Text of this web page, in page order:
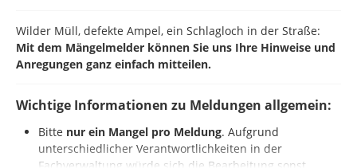
Wilder Müll, defekte Ampel, ein Schlagloch in der Straße:
Mit dem Mängelmelder können Sie uns Ihre Hinweise und
Anregungen ganz einfach mitteilen.
Wichtige Informationen zu Meldungen allgemein:
Bitte nur ein Mangel pro Meldung. Aufgrund
unterschiedlicher Verantwortlichkeiten in der